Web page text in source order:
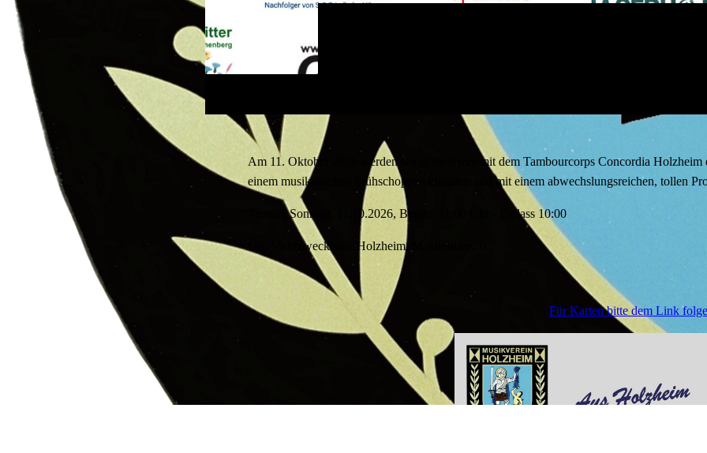
Am 11. Oktober 2026 werden wir gemeinsam mit dem Tambourcorps Concordia Holzheim
einem musikalischen Frühschoppen einladen und mit einem abwechslungsreichen, tollen
Termin: Sonntag, 11.10.2026, Beginn 11:00 Uhr - Einlass 10:00
Ort: Mehrzweckhalle Holzheim, Maximilians. 6
Für Karten bitte dem Link